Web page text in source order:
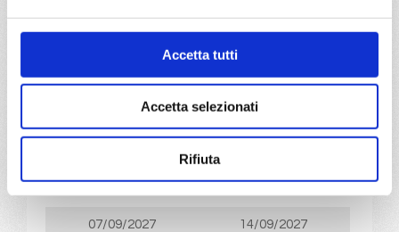
Accetta tutti
Accetta selezionati
Rifiuta
DETTAGLI
Mediterraneo8 giorni
Barcellona, La Goulette, Palermo, Napoli, Livorno,
Marsiglia, Barcellona
07/09/2027
14/09/2027